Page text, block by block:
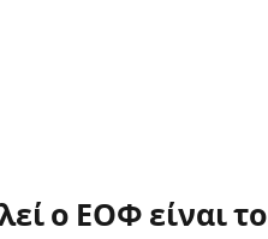
ο ΕΟΦ είναι το